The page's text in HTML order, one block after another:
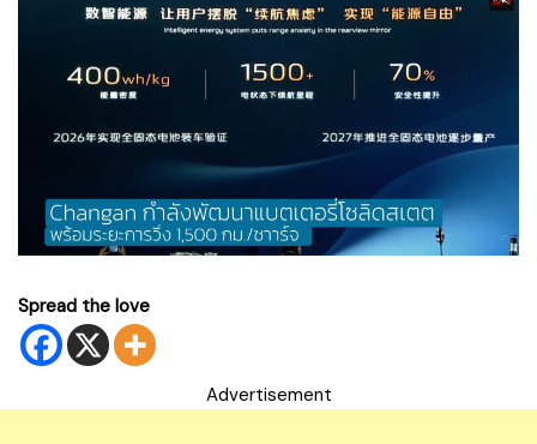
Spread the love
Advertisement